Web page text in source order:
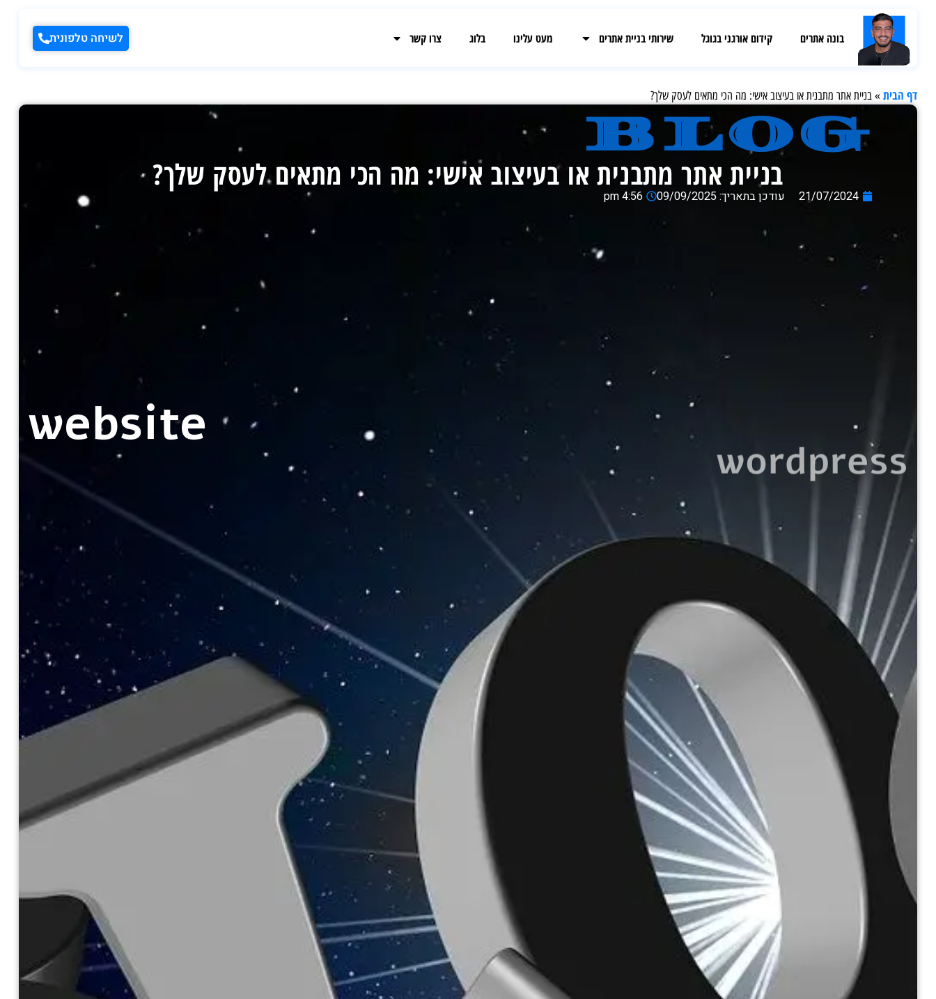
בונה אתרים קידום אורגני בגוגל שירותי בניית אתרים מעט עלינו בלוג צרו קשר לשיחה טלפונית
דף הבית» בניית אתר מתבנית או בעיצוב אישי: מה הכי מתאים לעסק שלך?
blog
בניית אתר מתבנית או בעיצוב אישי: מה הכי מתאים לעסק שלך?
21/07/2024 עודכן בתאריך: 09/09/2025 4:56 pm
website
wordpress